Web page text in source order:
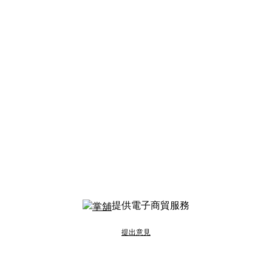
提供電子商貿服務
提出意見